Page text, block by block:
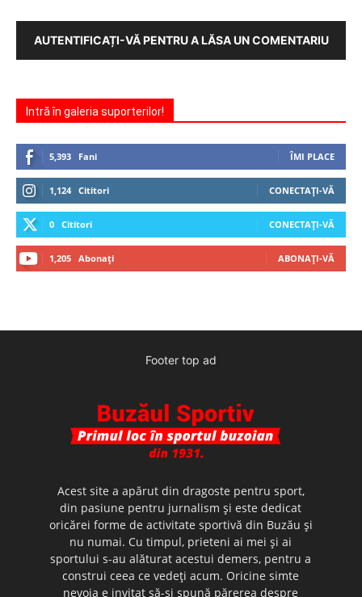
AUTENTIFICAȚI-VĂ PENTRU A LĂSA UN COMENTARIU
Intră în galeria suporterilor!
5,393 Fani ÎMI PLACE
1,124 Cititori CONECTAȚI-VĂ
0 Cititori CONECTAȚI-VĂ
1,205 Abonați ABONAȚI-VĂ
Footer top ad
Acest site a apărut din dragoste pentru sport,
din pasiune pentru jurnalism şi este dedicat
oricărei forme de activitate sportivă din Buzău şi
nu numai. Cu timpul, prieteni ai mei şi ai
sportului s-au alăturat acestui demers, pentru a
construi ceea ce vedeţi acum. Oricine simte
nevoia e invitat să-şi spună părerea despre